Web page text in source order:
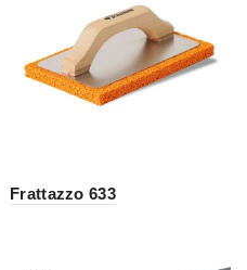
Frattazzo 633